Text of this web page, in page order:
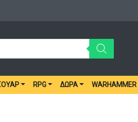
RPG ΔΏΡΑ WARHAMMER